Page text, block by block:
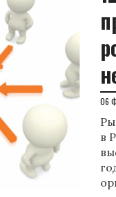
06
в